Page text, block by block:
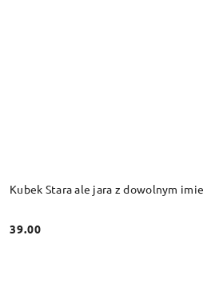
Kubek Stara ale jara z dowolnym
Cena:
39.00